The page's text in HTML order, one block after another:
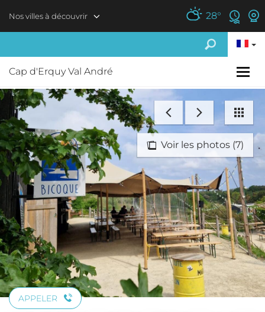
Nos villes à découvrir 28°
Cap d'Erquy Val André
Voir les photos (7)
APPELER